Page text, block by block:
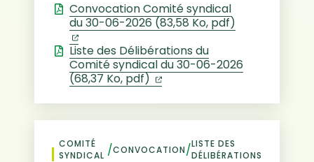
Convocation Comité syndical
du 30-06-2026 (83,58 Ko, pdf)
(ouverture dans un nouvel onglet)
Liste des Délibérations du
Comité syndical du 30-06-2026
(68,37 Ko, pdf)
(ouverture dans un nouvel
COMITÉ
SYNDICAL /CONVOCATION/LISTE DES
DÉLIBÉRATIONS